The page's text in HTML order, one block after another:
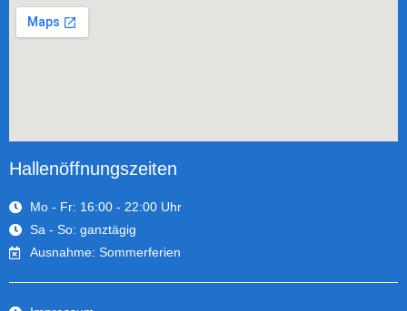
Hallenöffnungszeiten
Mo - Fr: 16:00 - 22:00 Uhr
Sa - So: ganztägig
Ausnahme: Sommerferien